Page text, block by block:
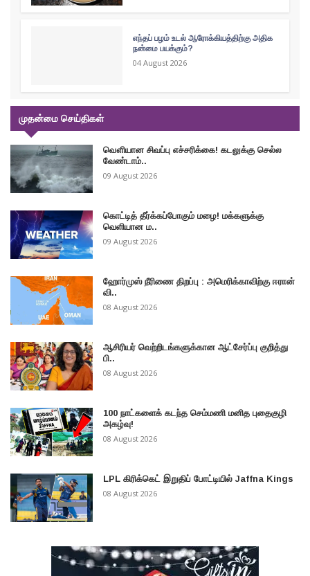
எந்தப் பழம் உடல் ஆரோக்கியத்திற்கு அதிக
நன்மை பயக்கும்?
04 August 2026
முதன்மை செய்திகள்
வௌியான சிவப்பு எச்சரிக்கை! கடலுக்கு செல்ல
வேண்டாம்..
09 August 2026
கொட்டித் தீர்க்கப்போகும் மழை! மக்களுக்கு
வெளியான ம..
09 August 2026
ஹோர்முஸ் நீரிணை திறப்பு : அமெரிக்காவிற்கு ஈரான்
வி..
08 August 2026
ஆசிரியர் வெற்றிடங்களுக்கான ஆட்சேர்ப்பு குறித்து
பி..
08 August 2026
100 நாட்களைக் கடந்த செம்மணி மனித புதைகுழி
அகழ்வு!
08 August 2026
LPL கிரிக்கெட் இறுதிப் போட்டியில் Jaffna Kings
08 August 2026